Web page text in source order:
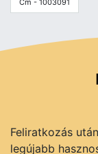
Cm - 1003091
Feliratkozás
legújabb